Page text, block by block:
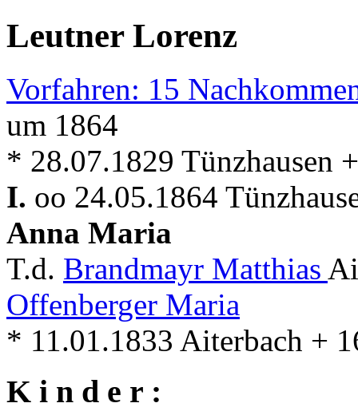
Leutner Lorenz
Vorfahren: 15
um 1864
* 28.07.1829 Tünzhausen
I. oo 24.05.1864
Anna Maria
T.d. Brandmayr Matthias
Offenberger Maria
* 11.01.1833 Aiterbach +
K i n d e r :